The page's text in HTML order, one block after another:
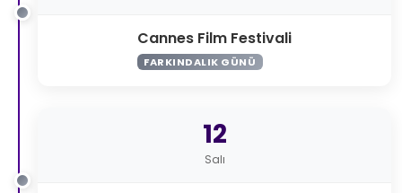
Cannes Film Festivali
FARKINDALIK GÜNÜ
12
Salı